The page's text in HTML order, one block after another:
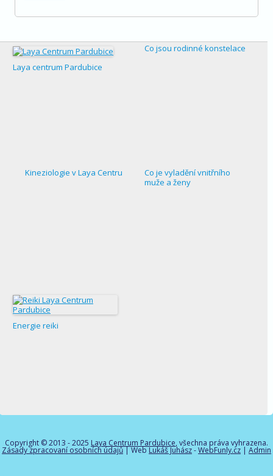
Laya centrum Pardubice
Co jsou rodinné konstelace
Kineziologie v Laya Centru
Co je vyladění vnitřního
muže a ženy
Energie reiki
Copyright © 2013 - 2025 Laya Centrum Pardubice, všechna práva vyhrazena.
Zásady zpracovaní osobních údajů| WebLukáš Juhász-WebFunly.cz | Admin